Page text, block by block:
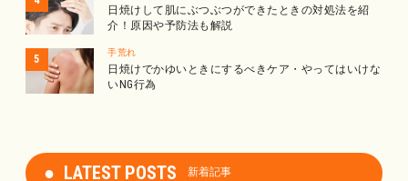
日焼けして肌にぶつぶつができたときの対処法を紹
介！原因や予防法も解説
手荒れ
日焼けでかゆいときにするべきケア・やってはいけな
いNG行為
LATEST POSTS 新着記事